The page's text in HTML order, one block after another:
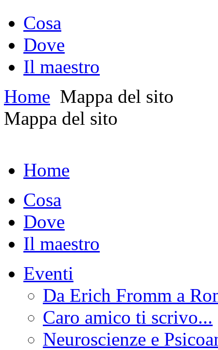
Cosa
Dove
Il maestro
Home Mappa del sito
Mappa del sito
Home
Cosa
Dove
Il maestro
Eventi
Da Erich Fromm a
Caro amico ti scrivo...
Neuroscienze e